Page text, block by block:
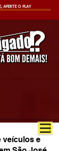
APERTE O PLAY
veículos e